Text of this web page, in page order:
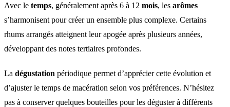
Avec le temps, généralement après 6 à 12 mois, les arômes
s’harmonisent pour créer un ensemble plus complexe. Certains
rhums arrangés atteignent leur apogée après plusieurs années,
développant des notes tertiaires profondes.
La dégustation périodique permet d’apprécier cette évolution et
d’ajuster le temps de macération selon vos préférences. N’hésitez
pas à conserver quelques bouteilles pour les déguster à différents